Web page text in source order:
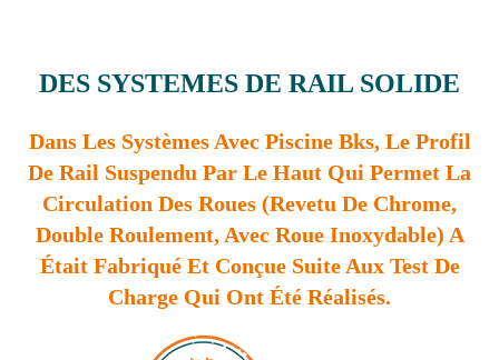
DES SYSTEMES DE RAIL SOLIDE
Dans Les Systèmes Avec Piscine Bks, Le Profil
De Rail Suspendu Par Le Haut Qui Permet La
Circulation Des Roues (revetu De Chrome,
Double Roulement, Avec Roue Inoxydable) A
Était Fabriqué Et Conçue Suite Aux Test De
Charge Qui Ont Été Réalisés.